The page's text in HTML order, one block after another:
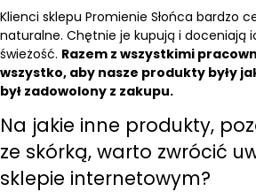
Klienci sklepu Promienie Słońca bardzo
naturalne. Chętnie je kupują i doceniają
świeżość. Razem z wszystkimi
wszystko, aby nasze produkty były
był zadowolony z zakupu.
Na jakie inne produkty,
ze skórką, warto zwrócić
sklepie internetowym?